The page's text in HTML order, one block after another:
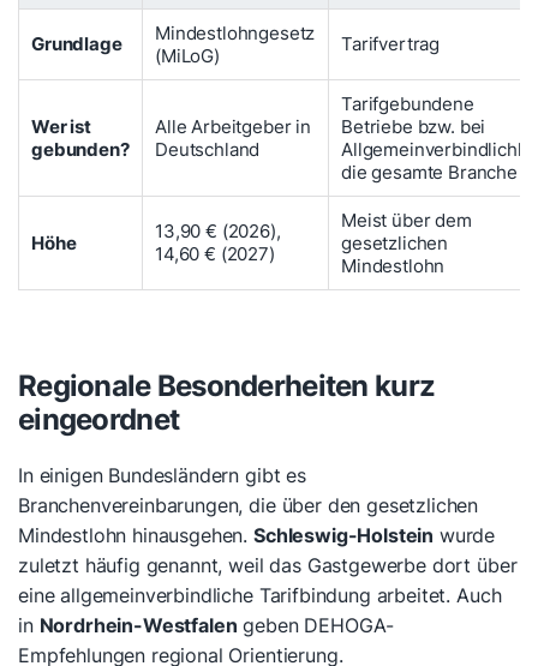
Grundlage
Mindestlohngesetz
(MiLoG)
Tarifvertrag
Wer ist
gebunden?
Alle Arbeitgeber in
Deutschland
Tarifgebundene
Betriebe bzw. bei
die gesamte Branche
Höhe
13,90 € (2026),
14,60 € (2027)
Meist über dem
gesetzlichen
Mindestlohn
Regionale Besonderheiten kurz
eingeordnet
In einigen Bundesländern gibt es
Branchenvereinbarungen, die über den gesetzlichen
Mindestlohn hinausgehen. Schleswig-Holstein wurde
zuletzt häufig genannt, weil das Gastgewerbe dort über
eine allgemeinverbindliche Tarifbindung arbeitet. Auch
in Nordrhein-Westfalen geben DEHOGA-
Empfehlungen regional Orientierung.